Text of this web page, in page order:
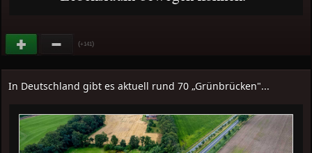
(+141)
In Deutschland gibt es aktuell rund 70 „Grünbrücken"...